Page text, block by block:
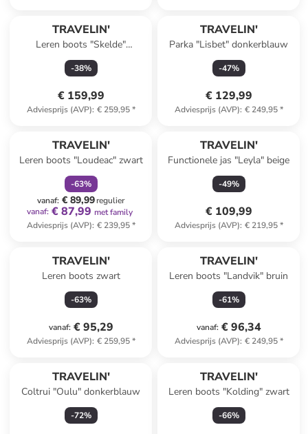
TRAVELIN'
Leren boots "Skelde"
lichtbruin
-38%
€ 159,99
Adviesprijs (AVP): € 259,95*
TRAVELIN'
Parka "Lisbet" donkerblauw
-47%
€ 129,99
Adviesprijs (AVP): € 249,95*
TRAVELIN'
Leren boots "Loudeac" zwart
-63%
vanaf: € 89,99regulier
vanaf: € 87,99 met family
Adviesprijs (AVP): € 239,95*
TRAVELIN'
Functionele jas "Leyla" beige
-49%
€ 109,99
Adviesprijs (AVP): € 219,95*
TRAVELIN'
Leren boots zwart
-63%
vanaf: € 95,29
Adviesprijs (AVP): € 259,95*
TRAVELIN'
Leren boots "Landvik" bruin
-61%
vanaf: € 96,34
Adviesprijs (AVP): € 249,95*
TRAVELIN'
Coltrui "Oulu" donkerblauw
-72%
TRAVELIN'
Leren boots "Kolding" zwart
-66%